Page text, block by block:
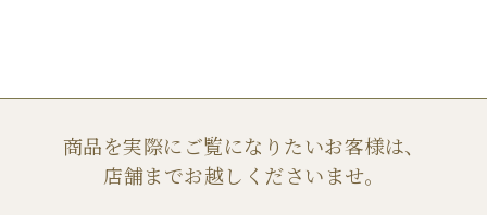
商品を実際にご覧になりたいお客様は、
店舗までお越しくださいませ。